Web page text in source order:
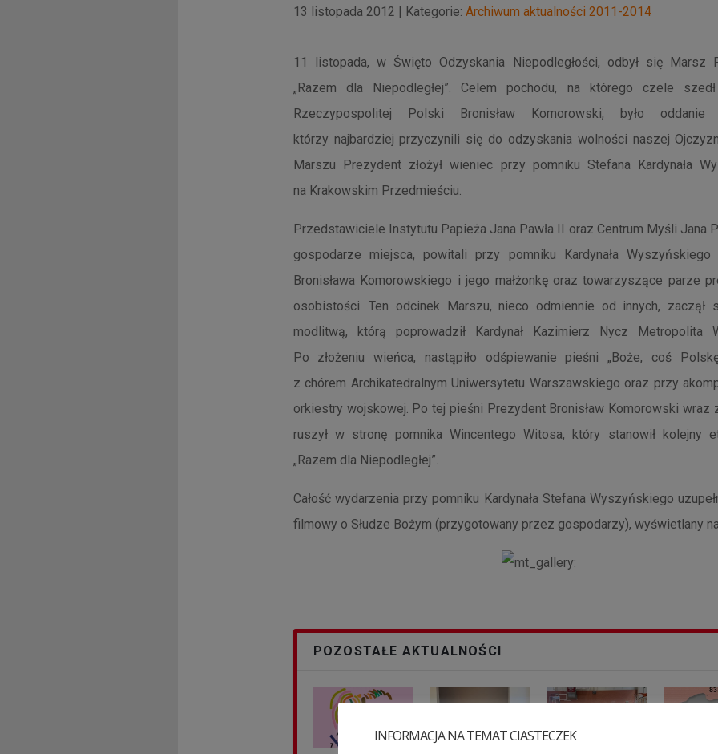
13 listopada 2012 | Kategorie: Archiwum aktualności 2011-2014
11 listopada, w Święto Odzyskania Niepodległości, odbył się Marsz
„Razem dla Niepodległej”. Celem pochodu, na którego czele
Rzeczypospolitej Polski Bronisław Komorowski, było
którzy najbardziej przyczynili się do odzyskania wolności naszej
Marszu Prezydent złożył wieniec przy pomniku Stefana Kardynała
na Krakowskim Przedmieściu.
Przedstawiciele Instytutu Papieża Jana Pawła II oraz Centrum Myśli Jana
gospodarze miejsca, powitali przy pomniku Kardynała Wyszyńskiego
Bronisława Komorowskiego i jego małżonkę oraz towarzyszące parze
osobistości. Ten odcinek Marszu, nieco odmiennie od innych, zaczął
modlitwą, którą poprowadził Kardynał Kazimierz Nycz Metropolita
Po złożeniu wieńca, nastąpiło odśpiewanie pieśni „Boże, coś
z chórem Archikatedralnym Uniwersytetu Warszawskiego oraz przy
orkiestry wojskowej. Po tej pieśni Prezydent Bronisław Komorowski wraz
ruszył w stronę pomnika Wincentego Witosa, który stanowił kolejny
„Razem dla Niepodległej”.
Całość wydarzenia przy pomniku Kardynała Stefana Wyszyńskiego
filmowy o Słudze Bożym (przygotowany przez gospodarzy), wyświetlany
POZOSTAŁE AKTUALNOŚCI
INFORMACJA NA TEMAT CIASTECZEK